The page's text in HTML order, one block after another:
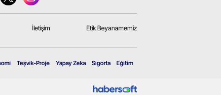
İletişim Etik Beyanamemiz
Teşvik-Proje Yapay Zeka Sigorta Eğitim